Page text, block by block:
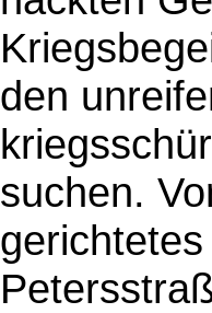
den
suchen.